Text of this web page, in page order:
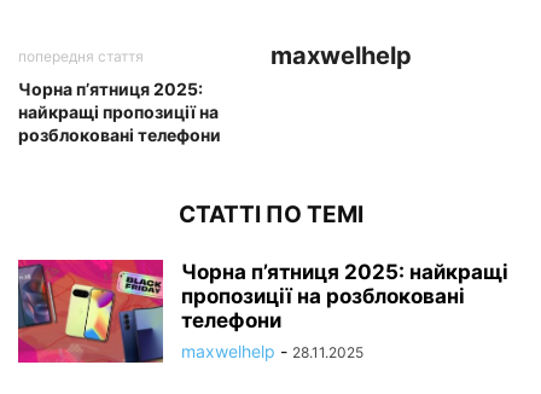
попередня стаття
Чорна п’ятниця 2025:
найкращі пропозиції на
розблоковані телефони
maxwelhelp
СТАТТІ ПО ТЕМІ
Чорна п’ятниця 2025: найкращі
пропозиції на розблоковані
телефони
maxwelhelp - 28.11.2025